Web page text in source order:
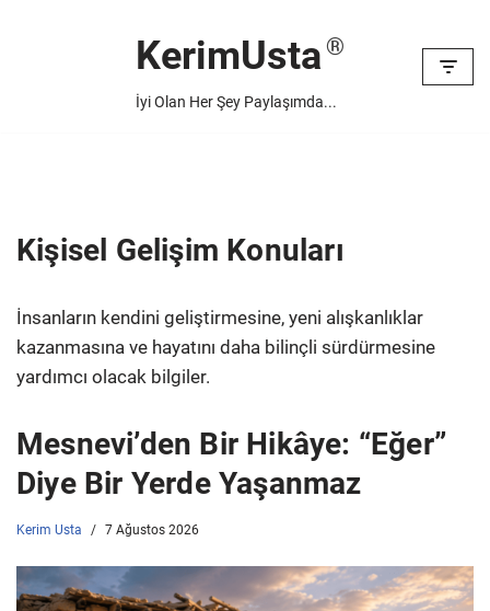
KerimUsta
İyi Olan Her Şey Paylaşımda...
Kişisel Gelişim Konuları
İnsanların kendini geliştirmesine, yeni alışkanlıklar
kazanmasına ve hayatını daha bilinçli sürdürmesine
yardımcı olacak bilgiler.
Mesnevi’den Bir Hikâye: “Eğer”
Diye Bir Yerde Yaşanmaz
Kerim Usta 7 Ağustos 2026